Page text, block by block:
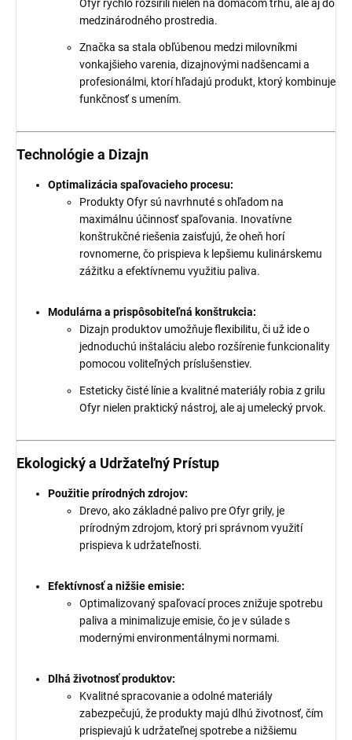
Ofyr rýchlo rozšírili nielen na domácom trhu, ale aj do
medzinárodného prostredia.
Značka sa stala obľúbenou medzi milovníkmi
vonkajšieho varenia, dizajnovými nadšencami a
profesionálmi, ktorí hľadajú produkt, ktorý kombinuje
funkčnosť s umením.
Technológie a Dizajn
Optimalizácia spaľovacieho procesu:
Produkty Ofyr sú navrhnuté s ohľadom na
maximálnu účinnosť spaľovania. Inovatívne
konštrukčné riešenia zaisťujú, že oheň horí
rovnomerne, čo prispieva k lepšiemu kulinárskemu
zážitku a efektívnemu využitiu paliva.
Modulárna a prispôsobiteľná konštrukcia:
Dizajn produktov umožňuje flexibilitu, či už ide o
jednoduchú inštaláciu alebo rozšírenie funkcionality
pomocou voliteľných príslušenstiev.
Esteticky čisté línie a kvalitné materiály robia z grilu
Ofyr nielen praktický nástroj, ale aj umelecký prvok.
Ekologický a Udržateľný Prístup
Použitie prírodných zdrojov:
Drevo, ako základné palivo pre Ofyr grily, je
prírodným zdrojom, ktorý pri správnom využití
prispieva k udržateľnosti.
Efektívnosť a nižšie emisie:
Optimalizovaný spaľovací proces znižuje spotrebu
paliva a minimalizuje emisie, čo je v súlade s
modernými environmentálnymi normami.
Dlhá životnosť produktov:
Kvalitné spracovanie a odolné materiály
zabezpečujú, že produkty majú dlhú životnosť, čím
prispievajú k udržateľnej spotrebe a nižšiemu